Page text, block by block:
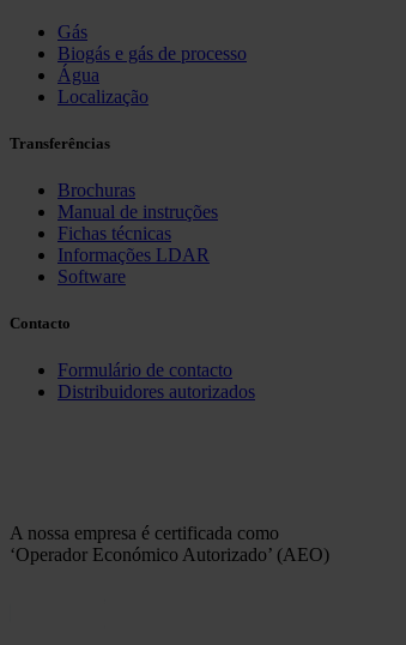
Gás
Biogás e gás de processo
Água
Localização
Transferências
Brochuras
Manual de instruções
Fichas técnicas
Informações LDAR
Software
Contacto
Formulário de contacto
Distribuidores autorizados
A nossa empresa é certificada como
‘Operador Económico Autorizado’ (AEO)